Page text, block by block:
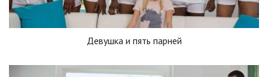
Девушка и пять парней